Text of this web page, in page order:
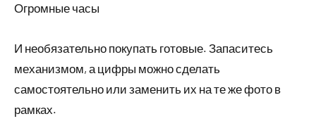
Огромные часы
И необязательно покупать готовые. Запаситесь
механизмом, а цифры можно сделать
самостоятельно или заменить их на те же фото в
рамках.